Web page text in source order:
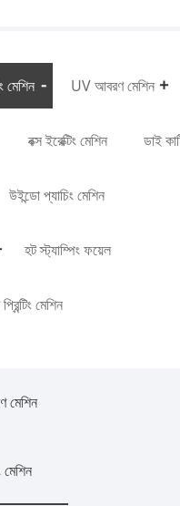
মেশিন UV আবরণ মেশিন
বক্স ইরেক্টিং মেশিন ডাই
উইন্ডো প্যাচিং মেশিন
হট স্ট্যাম্পিং ফয়েল
মেশিন
মেশিন